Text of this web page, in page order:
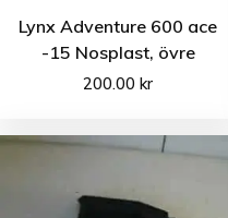
Lynx Adventure 600 ace
-15 Nosplast, övre
200.00kr